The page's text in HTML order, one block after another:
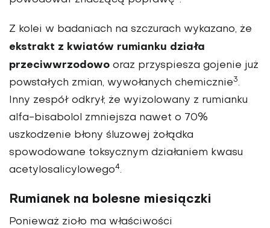
Z kolei w badaniach na szczurach wykazano, że
ekstrakt z kwiatów rumianku działa
przeciwwrzodowo oraz przyspiesza gojenie już
powstałych zmian, wywołanych chemicznie3.
Inny zespół odkrył, że wyizolowany z rumianku
alfa-bisabolol zmniejsza nawet o 70%
uszkodzenie błony śluzowej żołądka
spowodowane toksycznym działaniem kwasu
acetylosalicylowego4.
Rumianek na bolesne miesiączki
Ponieważ zioło ma właściwości